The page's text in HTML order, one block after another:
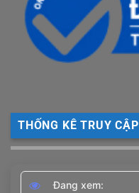
THỐNG KÊ TRUY CẬP
Đang xem: